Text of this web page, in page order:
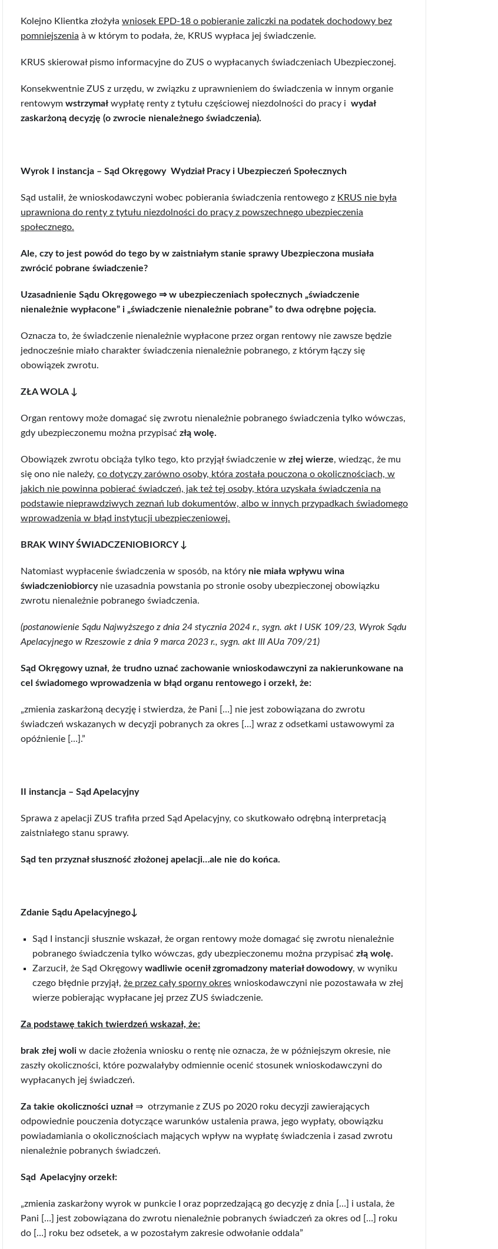
Kolejno Klientka złożyła wniosek EPD-18 o pobieranie zaliczki na podatek dochodowy bez
pomniejszenia à w którym to podała, że, KRUS wypłaca jej świadczenie.
KRUS skierował pismo informacyjne do ZUS o wypłacanych świadczeniach Ubezpieczonej.
Konsekwentnie ZUS z urzędu, w związku z uprawnieniem do świadczenia w innym organie
rentowym wstrzymał wypłatę renty z tytułu częściowej niezdolności do pracy i wydał
zaskarżoną decyzję (o zwrocie nienależnego świadczenia).
Wyrok I instancja – Sąd Okręgowy Wydział Pracy i Ubezpieczeń Społecznych
Sąd ustalił, że wnioskodawczyni wobec pobierania świadczenia rentowego z KRUS nie była
uprawniona do renty z tytułu niezdolności do pracy z powszechnego ubezpieczenia
społecznego.
Ale, czy to jest powód do tego by w zaistniałym stanie sprawy Ubezpieczona musiała
zwrócić pobrane świadczenie?
Uzasadnienie Sądu Okręgowego ⇒w ubezpieczeniach społecznych „świadczenie
nienależnie wypłacone” i „świadczenie nienależnie pobrane” to dwa odrębne pojęcia.
Oznacza to, że świadczenie nienależnie wypłacone przez organ rentowy nie zawsze będzie
jednocześnie miało charakter świadczenia nienależnie pobranego, z którym łączy się
obowiązek zwrotu.
ZŁA WOLA ↓
Organ rentowy może domagać się zwrotu nienależnie pobranego świadczenia tylko wówczas,
gdy ubezpieczonemu można przypisać złą wolę.
Obowiązek zwrotu obciąża tylko tego, kto przyjął świadczenie w złej wierze, wiedząc, że mu
się ono nie należy, co dotyczy zarówno osoby, która została pouczona o okolicznościach, w
jakich nie powinna pobierać świadczeń, jak też tej osoby, która uzyskała świadczenia na
podstawie nieprawdziwych zeznań lub dokumentów, albo w innych przypadkach świadomego
wprowadzenia w błąd instytucji ubezpieczeniowej.
BRAK WINY ŚWIADCZENIOBIORCY ↓
Natomiast wypłacenie świadczenia w sposób, na który nie miała wpływu wina
świadczeniobiorcy nie uzasadnia powstania po stronie osoby ubezpieczonej obowiązku
zwrotu nienależnie pobranego świadczenia.
(postanowienie Sądu Najwyższego z dnia 24 stycznia 2024 r., sygn. akt I USK 109/23, Wyrok Sądu
Apelacyjnego w Rzeszowie z dnia 9 marca 2023 r., sygn. akt III AUa 709/21)
Sąd Okręgowy uznał, że trudno uznać zachowanie wnioskodawczyni za nakierunkowane na
cel świadomego wprowadzenia w błąd organu rentowego i orzekł, że:
„zmienia zaskarżoną decyzję i stwierdza, że Pani […] nie jest zobowiązana do zwrotu
świadczeń wskazanych w decyzji pobranych za okres […] wraz z odsetkami ustawowymi za
opóźnienie […].”
II instancja – Sąd Apelacyjny
Sprawa z apelacji ZUS trafiła przed Sąd Apelacyjny, co skutkowało odrębną interpretacją
zaistniałego stanu sprawy.
Sąd ten przyznał słuszność złożonej apelacji…ale nie do końca.
Zdanie Sądu Apelacyjnego↓
Sąd I instancji słusznie wskazał, że organ rentowy może domagać się zwrotu nienależnie
pobranego świadczenia tylko wówczas, gdy ubezpieczonemu można przypisać złą wolę.
Zarzucił, że Sąd Okręgowy wadliwie ocenił zgromadzony materiał dowodowy, w wyniku
czego błędnie przyjął, że przez cały sporny okres wnioskodawczyni nie pozostawała w złej
wierze pobierając wypłacane jej przez ZUS świadczenie.
Za podstawę takich twierdzeń wskazał, że:
brak złej woli w dacie złożenia wniosku o rentę nie oznacza, że w późniejszym okresie, nie
zaszły okoliczności, które pozwalałyby odmiennie ocenić stosunek wnioskodawczyni do
wypłacanych jej świadczeń.
Za takie okoliczności uznał ⇒ otrzymanie z ZUS po 2020 roku decyzji zawierających
odpowiednie pouczenia dotyczące warunków ustalenia prawa, jego wypłaty, obowiązku
powiadamiania o okolicznościach mających wpływ na wypłatę świadczenia i zasad zwrotu
nienależnie pobranych świadczeń.
Sąd Apelacyjny orzekł:
„zmienia zaskarżony wyrok w punkcie I oraz poprzedzającą go decyzję z dnia […] i ustala, że
Pani […] jest zobowiązana do zwrotu nienależnie pobranych świadczeń za okres od […] roku
do […] roku bez odsetek, a w pozostałym zakresie odwołanie oddala”